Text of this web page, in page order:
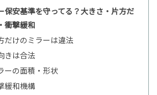
保安基準を守ってる？大きさ・片方だ
衝撃緩和
だけのミラーは違法
きは合法
ーの面積・形状
緩和機構